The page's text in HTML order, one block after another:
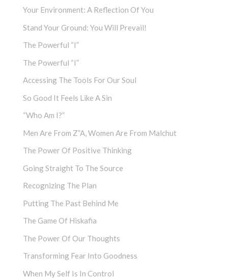
Your Environment: A Reflection Of You
Stand Your Ground: You Will Prevail!
The Powerful “I”
The Powerful “I”
Accessing The Tools For Our Soul
So Good It Feels Like A Sin
“Who Am I?”
Men Are From Z”a, Women Are From Malchut
The Power Of Positive Thinking
Going Straight To The Source
Recognizing The Plan
Putting The Past Behind Me
The Game Of Hiskafia
The Power Of Our Thoughts
Transforming Fear Into Goodness
When My Self Is In Control